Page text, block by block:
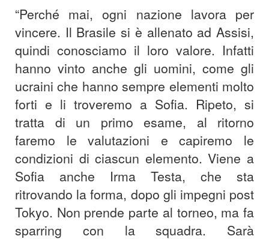
“Perché mai, ogni nazione lavora per
vincere. Il Brasile si è allenato ad Assisi,
quindi conosciamo il loro valore. Infatti
hanno vinto anche gli uomini, come gli
ucraini che hanno sempre elementi molto
forti e li troveremo a Sofia. Ripeto, si
tratta di un primo esame, al ritorno
faremo le valutazioni e capiremo le
condizioni di ciascun elemento. Viene a
Sofia anche Irma Testa, che sta
ritrovando la forma, dopo gli impegni post
Tokyo. Non prende parte al torneo, ma fa
sparring con la squadra. Sarà